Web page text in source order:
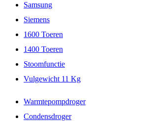
Samsung
Siemens
1600 Toeren
1400 Toeren
Stoomfunctie
Vulgewicht 11 Kg
Warmtepompdroger
Condensdroger